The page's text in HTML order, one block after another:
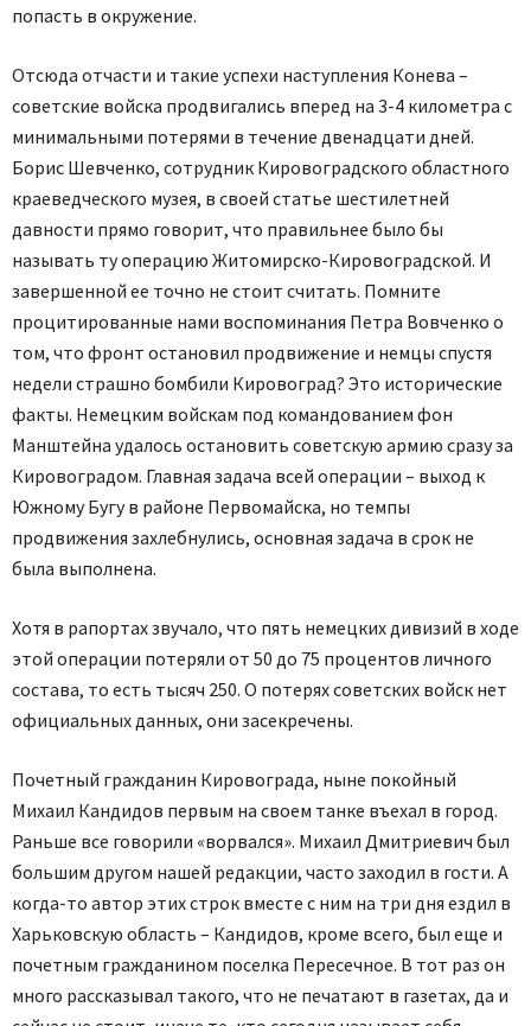
попасть в окружение.
Отсюда отчасти и такие успехи наступления Конева –
советские войска продвигались вперед на 3-4 километра с
минимальными потерями в течение двенадцати дней.
Борис Шевченко, сотрудник Кировоградского областного
краеведческого музея, в своей статье шестилетней
давности прямо говорит, что правильнее было бы
называть ту операцию Житомирско-Кировоградской. И
завершенной ее точно не стоит считать. Помните
процитированные нами воспоминания Петра Вовченко о
том, что фронт остановил продвижение и немцы спустя
недели страшно бомбили Кировоград? Это исторические
факты. Немецким войскам под командованием фон
Манштейна удалось остановить советскую армию сразу за
Кировоградом. Главная задача всей операции – выход к
Южному Бугу в районе Первомайска, но темпы
продвижения захлебнулись, основная задача в срок не
была выполнена.
Хотя в рапортах звучало, что пять немецких дивизий в ходе
этой операции потеряли от 50 до 75 процентов личного
состава, то есть тысяч 250. О потерях советских войск нет
официальных данных, они засекречены.
Почетный гражданин Кировограда, ныне покойный
Михаил Кандидов первым на своем танке въехал в город.
Раньше все говорили «ворвался». Михаил Дмитриевич был
большим другом нашей редакции, часто заходил в гости. А
когда-то автор этих строк вместе с ним на три дня ездил в
Харьковскую область – Кандидов, кроме всего, был еще и
почетным гражданином поселка Пересечное. В тот раз он
много рассказывал такого, что не печатают в газетах, да и